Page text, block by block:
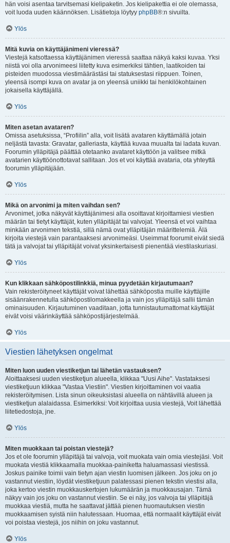
hän voisi asentaa tarvitsemasi kielipaketin. Jos kielipakettia ei ole olemassa,
voit luoda uuden käännöksen. Lisätietoja löytyy phpBB®:n sivuilta.
Ylös
Mitä kuvia on käyttäjänimeni vieressä?
Viestejä katsottaessa käyttäjänimen vieressä saattaa näkyä kaksi kuvaa. Yksi
niistä voi olla arvonimeesi liitetty kuva esimerkiksi tähtien, laatikoiden tai
pisteiden muodossa viestimäärästäsi tai statuksestasi riippuen. Toinen,
yleensä isompi kuva on avatar ja on yleensä uniikki tai henkilökohtainen
jokaisella käyttäjällä.
Ylös
Miten asetan avataren?
Omissa asetuksissa, “Profiilin” alla, voit lisätä avataren käyttämällä jotain
neljästä tavasta: Gravatar, galleriasta, käyttää kuvaa muualta tai ladata kuvan.
Foorumin ylläpitäjä päättää otetaanko avataret käyttöön ja valitsee mitkä
avatarien käyttöönottotavat sallitaan. Jos et voi käyttää avataria, ota yhteyttä
foorumin ylläpitäjään.
Ylös
Mikä on arvonimi ja miten vaihdan sen?
Arvonimet, jotka näkyvät käyttäjänimesi alla osoittavat kirjoittamiesi viestien
määrän tai tietyt käyttäjät, kuten ylläpitäjät tai valvojat. Yleensä et voi vaihtaa
minkään arvonimen tekstiä, sillä nämä ovat ylläpitäjän määrittelemiä. Älä
kirjoita viestejä vain parantaaksesi arvonimeäsi. Useimmat foorumit eivät siedä
tätä ja valvojat tai ylläpitäjät voivat yksinkertaisesti pienentää viestilaskuriasi.
Ylös
Kun klikkaan sähköpostilinkkiä, minua pyydetään kirjautumaan?
Vain rekisteröityneet käyttäjät voivat lähettää sähköpostia muille käyttäjille
sisäänrakennetulla sähköpostilomakkeella ja vain jos ylläpitäjä sallii tämän
ominaisuuden. Kirjautuminen vaaditaan, jotta tunnistautumattomat käyttäjät
eivät voisi väärinkäyttää sähköpostijärjestelmää.
Ylös
Viestien lähetyksen ongelmat
Miten luon uuden viestiketjun tai lähetän vastauksen?
Aloittaaksesi uuden viestiketjun alueella, klikkaa "Uusi Aihe". Vastataksesi
viestiketjuun klikkaa "Vastaa Viestiin". Viestien kirjoittaminen voi vaatia
rekisteröitymisen. Lista sinun oikeuksistasi alueella on nähtävillä alueen ja
viestiketjun alalaidassa. Esimerkiksi: Voit kirjoittaa uusia viestejä, Voit lähettää
liitetiedostoja, jne.
Ylös
Miten muokkaan tai poistan viestejä?
Jos et ole foorumin ylläpitäjä tai valvoja, voit muokata vain omia viestejäsi. Voit
muokata viestiä klikkaamalla muokkaa-painiketta haluamassasi viestissä.
Joskus painike toimii vain tietyn ajan viestin luomisen jälkeen. Jos joku on jo
vastannut viestiin, löydät viestiketjuun palatessasi pienen tekstin viestisi alla,
joka kertoo viestin muokkauskertojen lukumäärän ja muokkausajan. Tämä
näkyy vain jos joku on vastannut viestiin. Se ei näy, jos valvoja tai ylläpitäjä
muokkaa viestiä, mutta he saattavat jättää pienen huomautuksen viestin
muokkaamisen syistä niin halutessaan. Huomaa, että normaalit käyttäjät eivät
voi poistaa viestejä, jos niihin on joku vastannut.
Ylös